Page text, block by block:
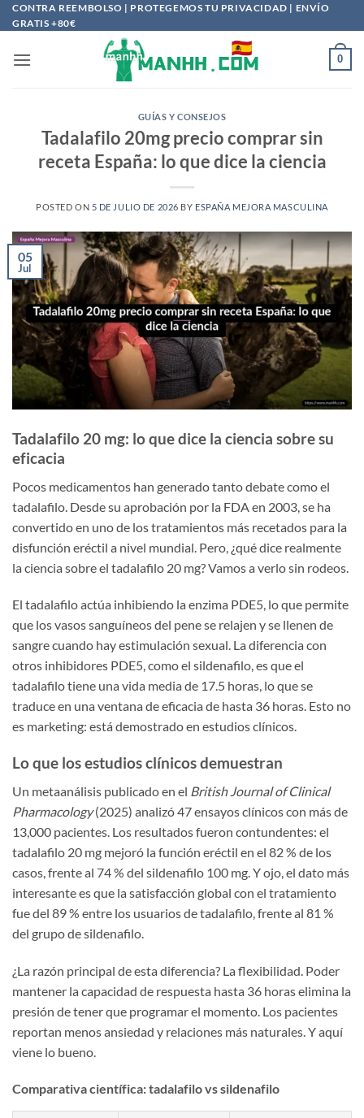
Saltar
al
CONTRA REEMBOLSO | PROTEGEMOS TU PRIVACIDAD | ENVÍO
GRATIS +80€
0
GUÍAS Y CONSEJOS
Tadalafilo 20mg precio comprar sin
receta España: lo que dice la ciencia
POSTED ON 5 DE JULIO DE 2026 BY ESPAÑA MEJORA MASCULINA
05
Jul
Tadalafilo 20 mg: lo que dice la ciencia sobre su
eficacia
Pocos medicamentos han generado tanto debate como el
tadalafilo. Desde su aprobación por la FDA en 2003, se ha
convertido en uno de los tratamientos más recetados para la
disfunción eréctil a nivel mundial. Pero, ¿qué dice realmente
la ciencia sobre el tadalafilo 20 mg? Vamos a verlo sin rodeos.
El tadalafilo actúa inhibiendo la enzima PDE5, lo que permite
que los vasos sanguíneos del pene se relajen y se llenen de
sangre cuando hay estimulación sexual. La diferencia con
otros inhibidores PDE5, como el sildenafilo, es que el
tadalafilo tiene una vida media de 17.5 horas, lo que se
traduce en una ventana de eficacia de hasta 36 horas. Esto no
es marketing: está demostrado en estudios clínicos.
Lo que los estudios clínicos demuestran
Un metaanálisis publicado en el British Journal of Clinical
Pharmacology(2025) analizó 47 ensayos clínicos con más de
13,000 pacientes. Los resultados fueron contundentes: el
tadalafilo 20 mg mejoró la función eréctil en el 82 % de los
casos, frente al 74 % del sildenafilo 100 mg. Y ojo, el dato más
interesante es que la satisfacción global con el tratamiento
fue del 89 % entre los usuarios de tadalafilo, frente al 81 %
del grupo de sildenafilo.
¿La razón principal de esta diferencia? La flexibilidad. Poder
mantener la capacidad de respuesta hasta 36 horas elimina la
presión de tener que programar el momento. Los pacientes
reportan menos ansiedad y relaciones más naturales. Y aquí
viene lo bueno.
Comparativa científica: tadalafilo vs sildenafilo